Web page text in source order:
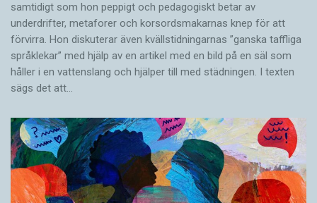
samtidigt som hon peppigt och pedagogiskt betar av
underdrifter, meta­forer och korsords­makarnas knep för att
förvirra. Hon diskuterar även ­kvällstidningarnas ”ganska taffliga
språklekar” med hjälp av en artikel med en bild på en säl som
håller i en vatten­slang och hjälper till med städningen. I ­texten
sägs det att…